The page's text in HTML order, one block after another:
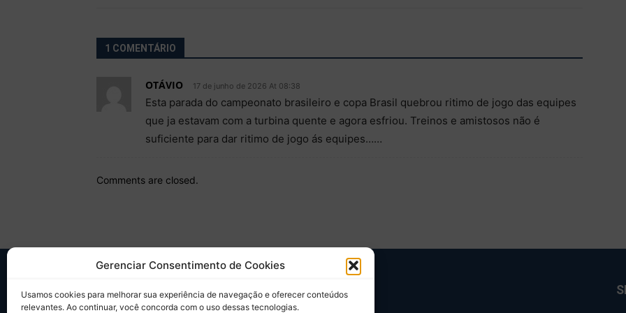
Gerenciar Consentimento de Cookies
Usamos cookies para melhorar sua experiência de navegação e oferecer conteúdos
relevantes. Ao continuar, você concorda com o uso dessas tecnologias.
1 COMENTÁRIO
OTÁVIO 17 de junho de 2026 At 08:38
Esta parada do campeonato brasileiro e copa Brasil quebrou ritimo de jogo das equipes
que ja estavam com a turbina quente e agora esfriou. Treinos e amistosos não é
suficiente para dar ritimo de jogo ás equipes……
Comments are closed.
SOBRE NÓS